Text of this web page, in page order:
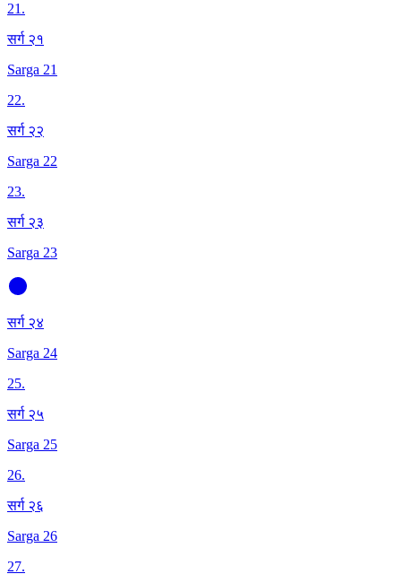
21.
सर्ग २१
Sarga 21
22.
सर्ग २२
Sarga 22
23.
सर्ग २३
Sarga 23
सर्ग २४
Sarga 24
25.
सर्ग २५
Sarga 25
26.
सर्ग २६
Sarga 26
27.